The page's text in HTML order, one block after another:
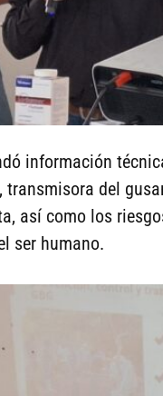
información
del
así como los
ser humano.